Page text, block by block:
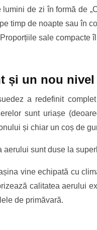
de zi în formă de
timp de noapte sau în
sale compacte
și un nou
a redefinit
sunt uriașe
și chiar un coș de
aerului sunt duse la
vine echipată cu
calitatea aerului
de primăvară.